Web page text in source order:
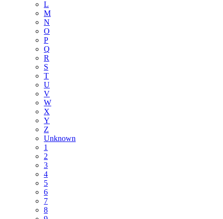
L
M
N
O
P
Q
R
S
T
U
V
W
X
Y
Z
Unknown
1
2
3
4
5
6
7
8